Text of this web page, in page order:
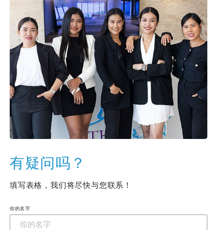
有疑问吗？
填写表格，我们将尽快与您联系！
你的名字